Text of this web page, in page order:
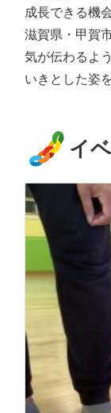
成長できる機
滋賀県・甲賀
気が伝わるよ
いきとした姿
イ